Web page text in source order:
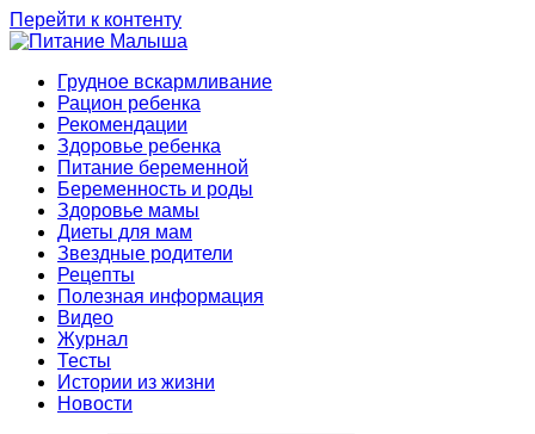
Перейти к контенту
Грудное вскармливание
Рацион ребенка
Рекомендации
Здоровье ребенка
Питание беременной
Беременность и роды
Здоровье мамы
Диеты для мам
Звездные родители
Рецепты
Полезная информация
Видео
Журнал
Тесты
Истории из жизни
Новости